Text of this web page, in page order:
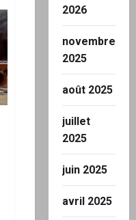
2026
novembre
2025
août 2025
juillet
2025
juin 2025
avril 2025